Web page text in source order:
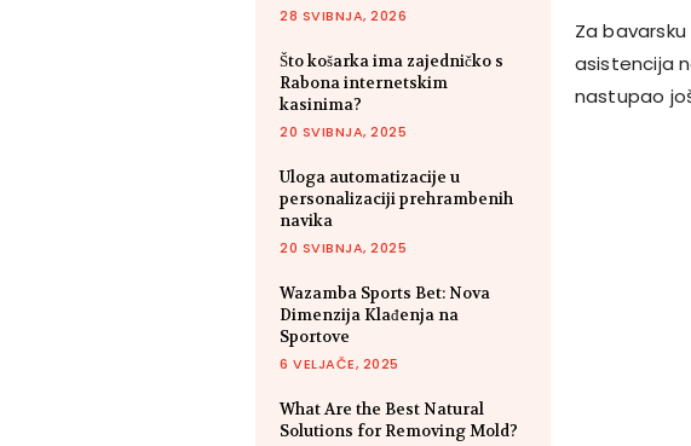
28 SVIBNJA, 2026
Što košarka ima zajedničko s
Rabona internetskim
kasinima?
20 SVIBNJA, 2025
Uloga automatizacije u
personalizaciji prehrambenih
navika
20 SVIBNJA, 2025
Wazamba Sports Bet: Nova
Dimenzija Klađenja na
Sportove
6 VELJAČE, 2025
What Are the Best Natural
Solutions for Removing Mold?
Za
asistencija
nastupao